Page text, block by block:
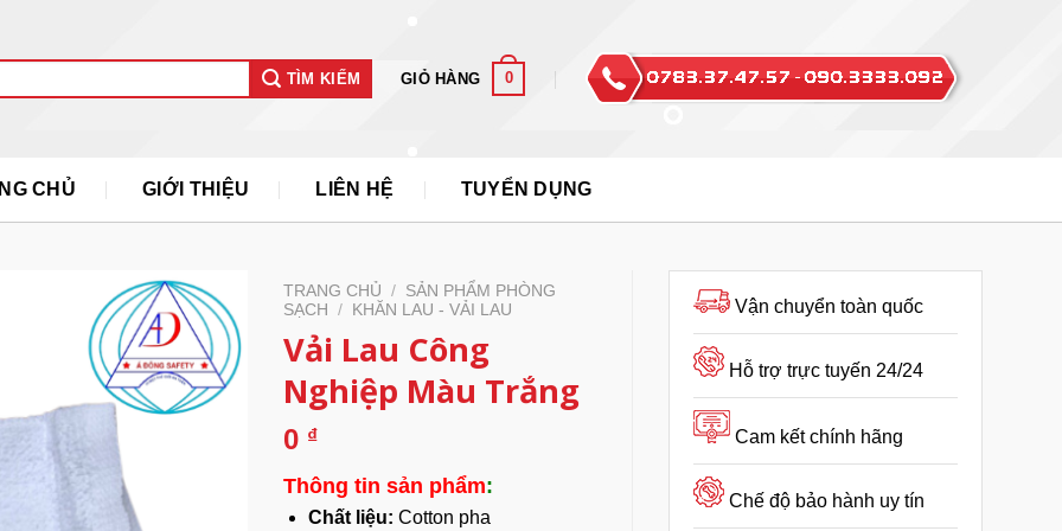
TÌM KIẾM GIỎ HÀNG 0
CHỦ GIỚI THIỆU LIÊN HỆ TUYỂN DỤNG
TRANG CHỦ / SẢN PHẨM PHÒNG
SẠCH
/ KHĂN LAU - VẢI LAU
Vải Lau Công
Nghiệp Màu Trắng
0 ₫
Thông tin sản phẩm:
Chất liệu: Cotton pha
Vận chuyển toàn quốc
Hỗ trợ trực tuyến 24/24
Cam kết chính hãng
Chế độ bảo hành uy tín